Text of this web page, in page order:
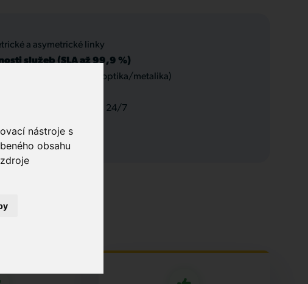
nástroje s
obsahu
a asymetrické linky
služeb (SLA až 99,9 %)
interní datové rozvody (optika/metalika)
sítí a servis, podpora 24/7